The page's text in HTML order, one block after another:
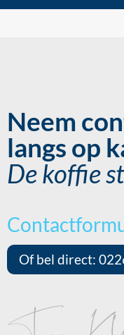
Neem
langs op
De koffie
Of bel direct: